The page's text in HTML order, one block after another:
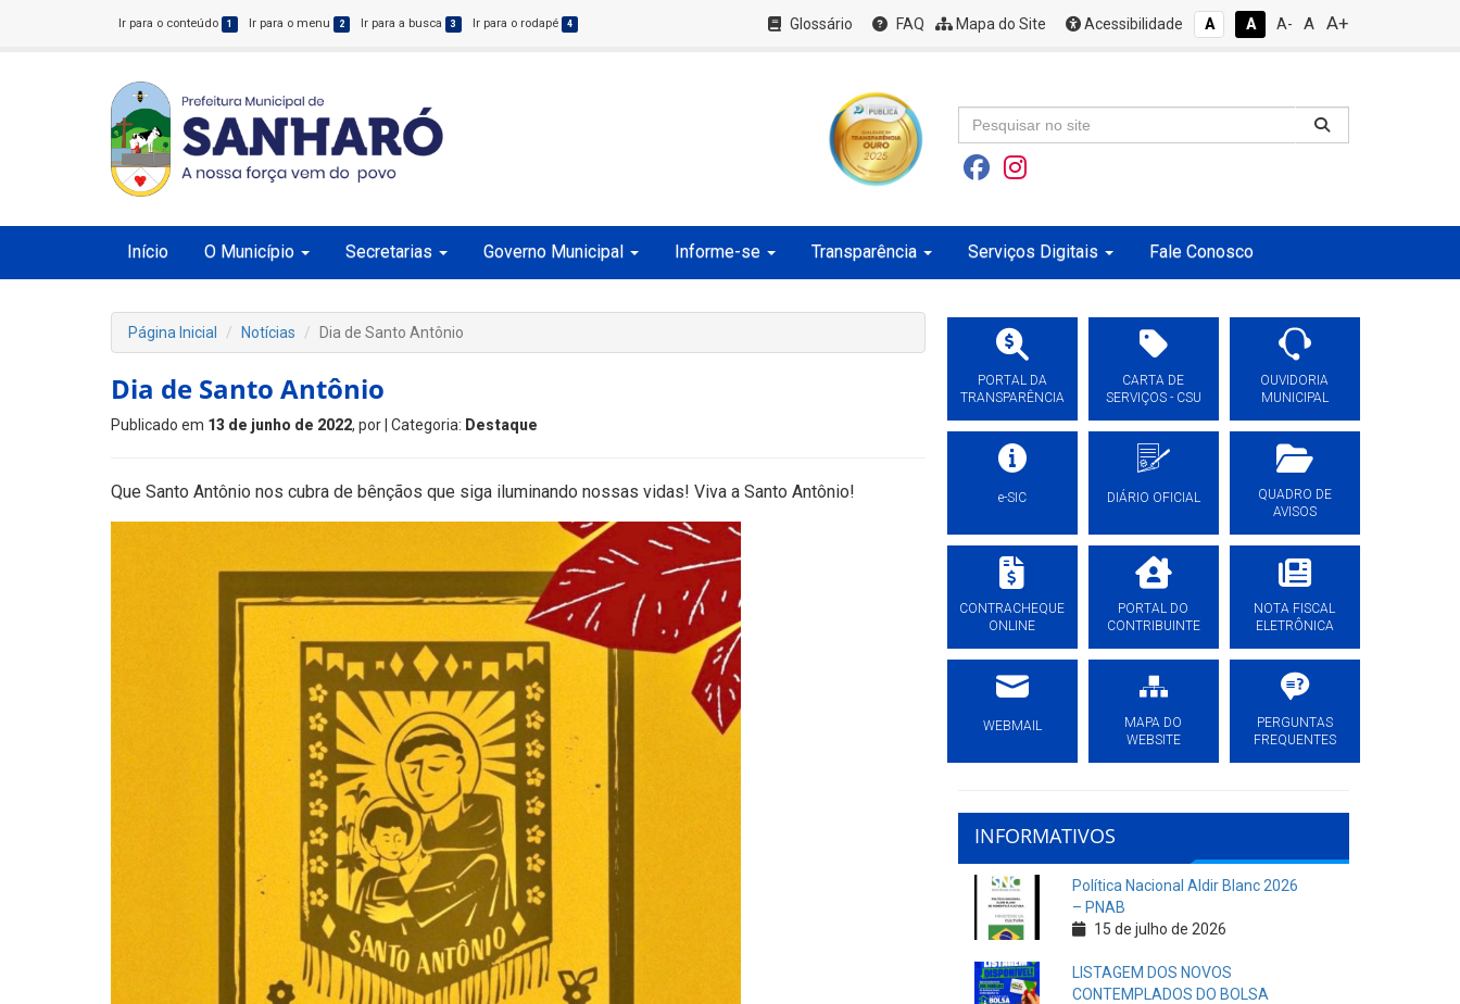
Ir para o conteúdo 1 Ir para o menu 2 Ir para a busca 3 Ir para o rodapé 4 Glossário FAQ Mapa do Site Acessibilidade A A A- A A+
Início O Município Secretarias Governo Municipal Informe-se Transparência Serviços Digitais Fale Conosco
Página Inicial Notícias Dia de Santo Antônio
Dia de Santo Antônio
Publicado em 13 de junho de 2022, por | Categoria: Destaque
Que Santo Antônio nos cubra de bênçãos que siga iluminando nossas vidas! Viva a Santo Antônio!
PORTAL DA
TRANSPARÊNCIA
CARTA DE
SERVIÇOS - CSU
OUVIDORIA
MUNICIPAL
e-SIC DIÁRIO OFICIAL
QUADRO DE
AVISOS
CONTRACHEQUE
ONLINE
PORTAL DO
CONTRIBUINTE
NOTA FISCAL
ELETRÔNICA
WEBMAIL
MAPA DO
WEBSITE
PERGUNTAS
FREQUENTES
INFORMATIVOS
Política Nacional Aldir Blanc 2026
– PNAB
15 de julho de 2026
LISTAGEM DOS NOVOS
CONTEMPLADOS DO BOLSA